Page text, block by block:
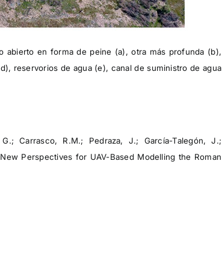
abierto en forma de peine (a), otra más profunda (b),
reservorios de agua (e), canal de suministro de agua
Carrasco, R.M.; Pedraza, J.; García-Talegón, J.;
Perspectives for UAV-Based Modelling the Roman